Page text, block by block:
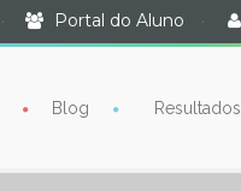
· Portal do Aluno ·
Blog Resultados